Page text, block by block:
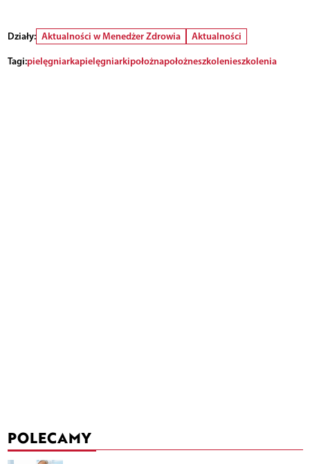
Działy: Aktualności w Menedżer Zdrowia
Aktualności
Tagi:pielęgniarkapielęgniarkipołożnapołożneszkolenieszkolenia
POLECAMY